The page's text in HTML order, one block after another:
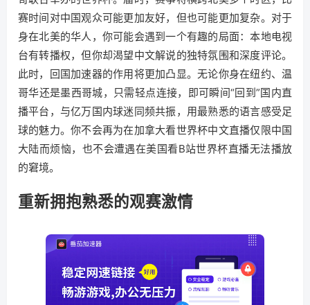
赛时间对中国观众可能更加友好，但也可能更加复杂。对于
身在北美的华人，你可能会遇到一个有趣的局面：本地电视
台有转播权，但你却渴望中文解说的独特氛围和深度评论。
此时，回国加速器的作用将更加凸显。无论你身在纽约、温
哥华还是墨西哥城，只需轻点连接，即可瞬间“回到”国内直
播平台，与亿万国内球迷同频共振，用最熟悉的语言感受足
球的魅力。你不会再为在加拿大看世界杯中文直播仅限中国
大陆而烦恼，也不会遭遇在美国看B站世界杯直播无法播放
的窘境。
重新拥抱熟悉的观赛激情